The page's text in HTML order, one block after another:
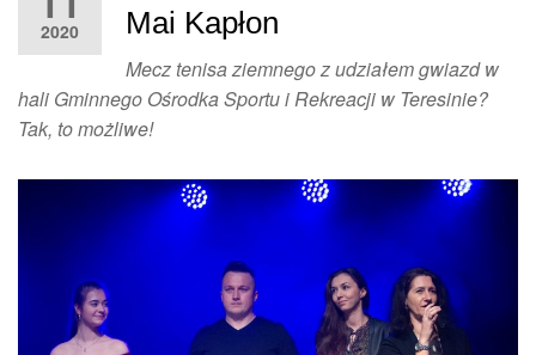
2020
Mai Kapłon
Mecz tenisa ziemnego z udziałem gwiazd w
hali Gminnego Ośrodka Sportu i Rekreacji w Teresinie?
Tak, to możliwe!